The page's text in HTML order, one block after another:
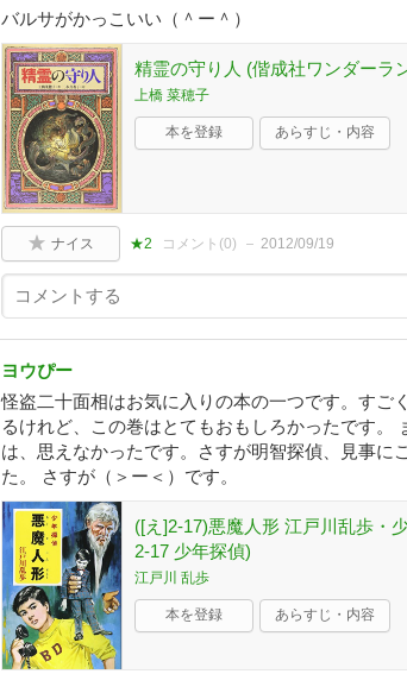
バルサがかっこいい（＾ー＾）
精霊の守り人 (偕成社ワンダーラ
上橋 菜穂子
本を登録 あらすじ・内容
ナイス ★2 コメント(0) 2012/09/19
ヨウぴー
怪盗二十面相はお気に入りの本の一つです。すご
るけれど、この巻はとてもおもしろかったです。
は、思えなかったです。さすが明智探偵、見事に
た。 さすが（＞ー＜）です。
([え]2-17)悪魔人形 江戸川乱歩・
2-17 少年探偵)
江戸川 乱歩
本を登録 あらすじ・内容